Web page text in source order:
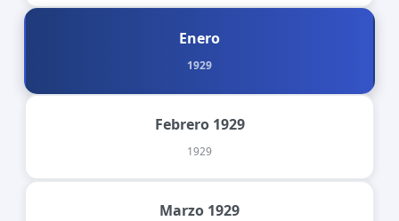
Enero
1929
Febrero 1929
1929
Marzo 1929